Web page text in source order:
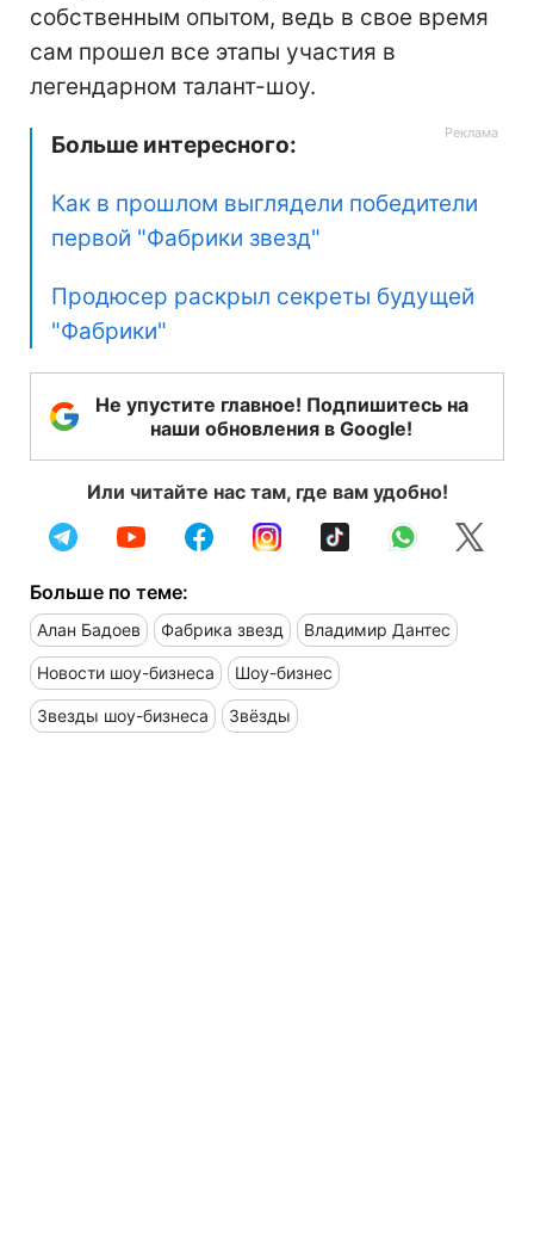
собственным опытом, ведь в свое время
сам прошел все этапы участия в
легендарном талант-шоу.
Больше интересного:
Как в прошлом выглядели победители
первой "Фабрики звезд"
Продюсер раскрыл секреты будущей
"Фабрики"
Не упустите главное! Подпишитесь на
наши обновления в Google!
Или читайте нас там, где вам удобно!
Больше по теме:
Алан Бадоев Фабрика звезд Владимир Дантес
Новости шоу-бизнеса Шоу-бизнес
Звезды шоу-бизнеса Звёзды